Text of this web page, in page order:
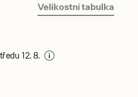
Velikostní tabulka
12. 8.